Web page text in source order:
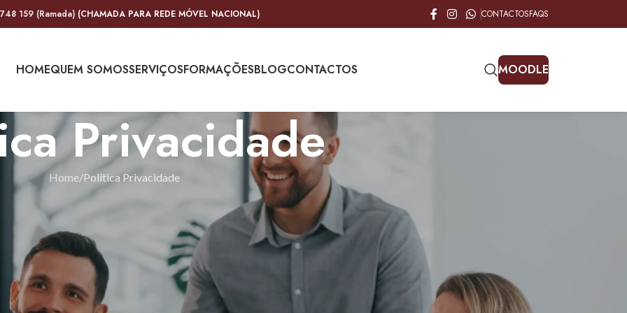
159 (Ramada) (CHAMADA PARA REDE MÓVEL NACIONAL) CONTACTOSFAQS
HOMEQUEM SOMOSSERVIÇOSFORMAÇÕESBLOGCONTACTOS MOODLE
Privacidade
Home Política Privacidade
a sua privacidade em relação a qualquer informação sua que possamos coletar no site DF Academy, e
delas para lhe fornecer um serviço. Fazemo-lo por meios justos e legais, com o seu conhecimento e
será usado.
fornecer o serviço solicitado. Quando armazenamos dados, protegemos dentro de meios comercialmente